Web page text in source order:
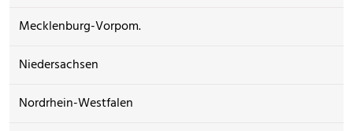
Mecklenburg-Vorpom.
Niedersachsen
Nordrhein-Westfalen